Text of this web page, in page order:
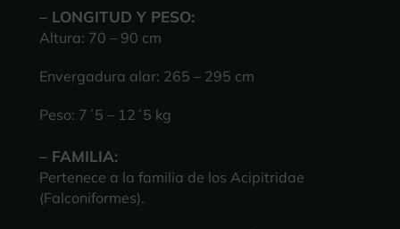
– LONGITUD Y PESO:
Altura: 70 – 90 cm
Envergadura alar: 265 – 295 cm
Peso: 7´5 – 12´5 kg
– FAMILIA:
Pertenece a la familia de los Acipitridae
(Falconiformes).